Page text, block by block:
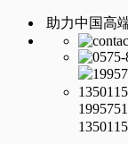
助力中国高